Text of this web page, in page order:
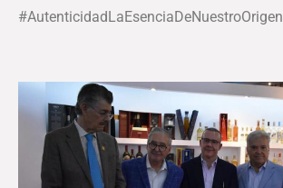
#AutenticidadLaEsenciaDeNuestroOrigen